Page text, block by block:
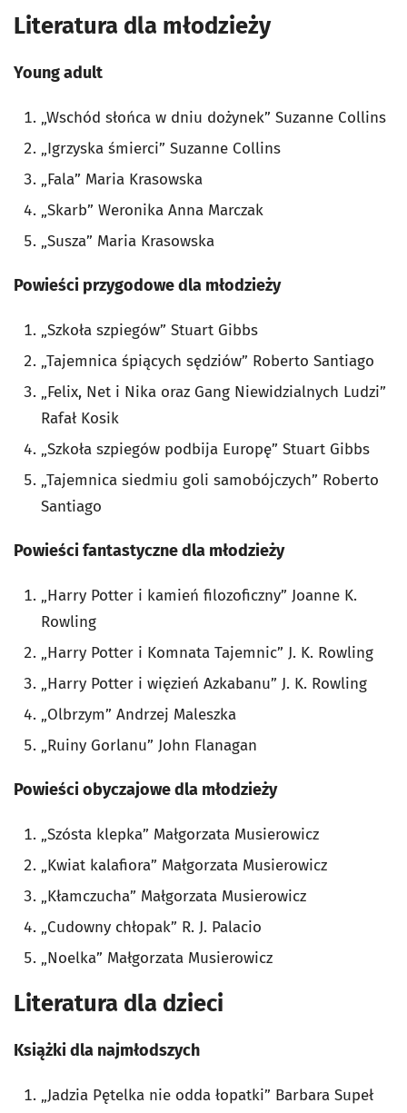
Literatura dla młodzieży
Young adult
„Wschód słońca w dniu dożynek” Suzanne Collins
„Igrzyska śmierci” Suzanne Collins
„Fala” Maria Krasowska
„Skarb” Weronika Anna Marczak
„Susza” Maria Krasowska
Powieści przygodowe dla młodzieży
„Szkoła szpiegów” Stuart Gibbs
„Tajemnica śpiących sędziów” Roberto Santiago
„Felix, Net i Nika oraz Gang Niewidzialnych Ludzi”
Rafał Kosik
„Szkoła szpiegów podbija Europę” Stuart Gibbs
„Tajemnica siedmiu goli samobójczych” Roberto
Santiago
Powieści fantastyczne dla młodzieży
„Harry Potter i kamień filozoficzny” Joanne K.
Rowling
„Harry Potter i Komnata Tajemnic” J. K. Rowling
„Harry Potter i więzień Azkabanu” J. K. Rowling
„Olbrzym” Andrzej Maleszka
„Ruiny Gorlanu” John Flanagan
Powieści obyczajowe dla młodzieży
„Szósta klepka” Małgorzata Musierowicz
„Kwiat kalafiora” Małgorzata Musierowicz
„Kłamczucha” Małgorzata Musierowicz
„Cudowny chłopak” R. J. Palacio
„Noelka” Małgorzata Musierowicz
Literatura dla dzieci
Książki dla najmłodszych
„Jadzia Pętelka nie odda łopatki” Barbara Supeł